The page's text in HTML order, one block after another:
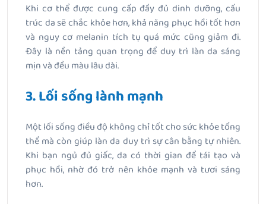
Khi cơ thể được cung cấp đầy đủ dinh dưỡng, cấu
trúc da sẽ chắc khỏe hơn, khả năng phục hồi tốt hơn
và nguy cơ melanin tích tụ quá mức cũng giảm đi.
Đây là nền tảng quan trọng để duy trì làn da sáng
mịn và đều màu lâu dài.
3. Lối sống lành mạnh
Một lối sống điều độ không chỉ tốt cho sức khỏe tổng
thể mà còn giúp làn da duy trì sự cân bằng tự nhiên.
Khi bạn ngủ đủ giấc, da có thời gian để tái tạo và
phục hồi, nhờ đó trở nên khỏe mạnh và tươi sáng
hơn.